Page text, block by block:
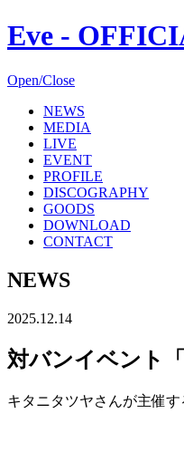
Eve -
Open/Close
NEWS
MEDIA
LIVE
EVENT
PROFILE
DISCOGRAPHY
GOODS
DOWNLOAD
CONTACT
NEWS
2025.12.14
対バンイベント
キタニタツヤさんが主催す